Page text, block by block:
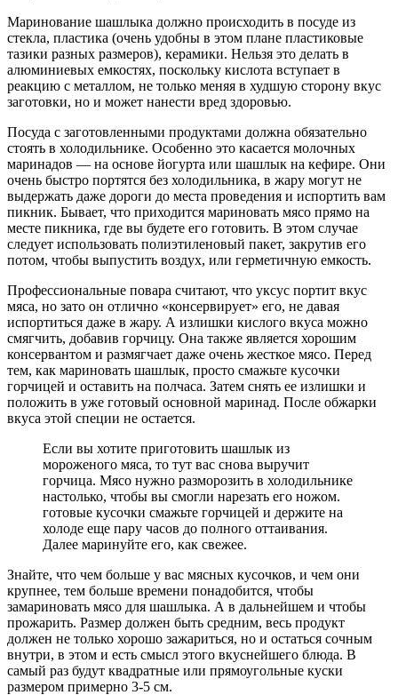
Маринование шашлыка должно происходить в посуде из
стекла, пластика (очень удобны в этом плане пластиковые
тазики разных размеров), керамики. Нельзя это делать в
алюминиевых емкостях, поскольку кислота вступает в
реакцию с металлом, не только меняя в худшую сторону вкус
заготовки, но и может нанести вред здоровью.
Посуда с заготовленными продуктами должна обязательно
стоять в холодильнике. Особенно это касается молочных
маринадов — на основе йогурта или шашлык на кефире. Они
очень быстро портятся без холодильника, в жару могут не
выдержать даже дороги до места проведения и испортить вам
пикник. Бывает, что приходится мариновать мясо прямо на
месте пикника, где вы будете его готовить. В этом случае
следует использовать полиэтиленовый пакет, закрутив его
потом, чтобы выпустить воздух, или герметичную емкость.
Профессиональные повара считают, что уксус портит вкус
мяса, но зато он отлично «консервирует» его, не давая
испортиться даже в жару. А излишки кислого вкуса можно
смягчить, добавив горчицу. Она также является хорошим
консервантом и размягчает даже очень жесткое мясо. Перед
тем, как мариновать шашлык, просто смажьте кусочки
горчицей и оставить на полчаса. Затем снять ее излишки и
положить в уже готовый основной маринад. После обжарки
вкуса этой специи не остается.
Если вы хотите приготовить шашлык из
мороженого мяса, то тут вас снова выручит
горчица. Мясо нужно разморозить в холодильнике
настолько, чтобы вы смогли нарезать его ножом.
готовые кусочки смажьте горчицей и держите на
холоде еще пару часов до полного оттаивания.
Далее маринуйте его, как свежее.
Знайте, что чем больше у вас мясных кусочков, и чем они
крупнее, тем больше времени понадобится, чтобы
замариновать мясо для шашлыка. А в дальнейшем и чтобы
прожарить. Размер должен быть средним, весь продукт
должен не только хорошо зажариться, но и остаться сочным
внутри, в этом и есть смысл этого вкуснейшего блюда. В
самый раз будут квадратные или прямоугольные куски
размером примерно 3-5 см.